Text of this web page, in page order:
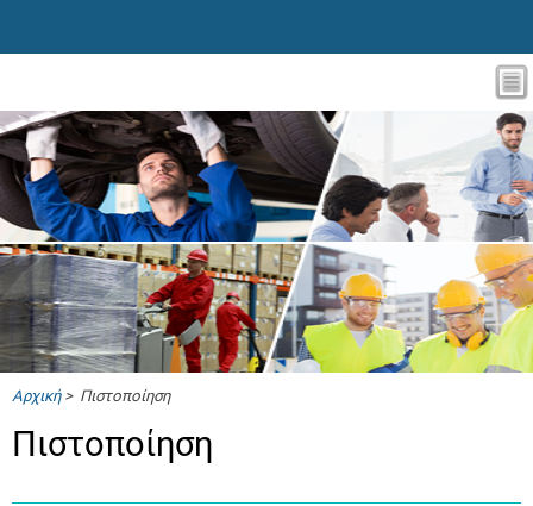
Αρχική> Πιστοποίηση
Πιστοποίηση